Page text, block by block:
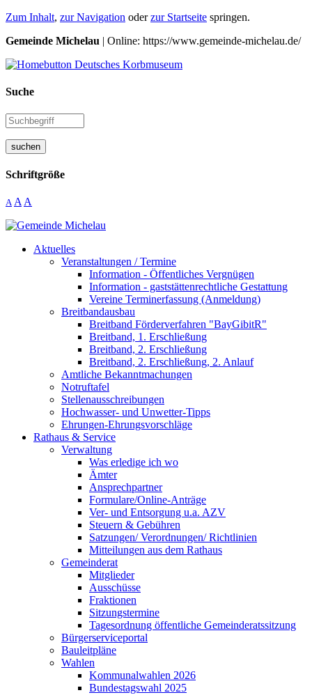
Zum Inhalt, zur Navigation oderzur Startseite springen.
Gemeinde Michelau | Online: https://www.gemeinde-michelau.de/
Suche
suchen
Schriftgröße
A A A
Aktuelles
Veranstaltungen / Termine
Information - Öffentliches Vergnügen
Information - gaststättenrechtliche Gestattung
Vereine Terminerfassung (Anmeldung)
Breitbandausbau
Breitband Förderverfahren "BayGibitR"
Breitband, 1. Erschließung
Breitband, 2. Erschließung
Breitband, 2. Erschließung, 2. Anlauf
Amtliche Bekanntmachungen
Notruftafel
Stellenausschreibungen
Hochwasser- und Unwetter-Tipps
Ehrungen-Ehrungsvorschläge
Rathaus & Service
Verwaltung
Was erledige ich wo
Ämter
Ansprechpartner
Formulare/Online-Anträge
Ver- und Entsorgung u.a. AZV
Steuern & Gebühren
Satzungen/ Verordnungen/ Richtlinien
Mitteilungen aus dem Rathaus
Gemeinderat
Mitglieder
Ausschüsse
Fraktionen
Sitzungstermine
Tagesordnung öffentliche Gemeinderatssitzung
Bürgerserviceportal
Bauleitpläne
Wahlen
Kommunalwahlen 2026
Bundestagswahl 2025